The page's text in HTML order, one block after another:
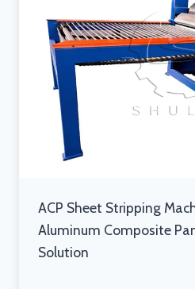
ACP Sheet Stripping
Aluminum Composite
Solution